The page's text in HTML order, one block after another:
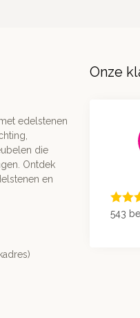
edelstenen
die
Ontdek
en
Onze
543